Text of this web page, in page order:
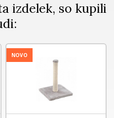
izdelek, so kupili
NOVO